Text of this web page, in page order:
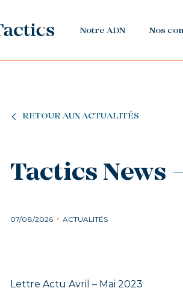
Notre ADN Nos
RETOUR AUX ACTUALITÉS
Tactics News
07/08/2026 ACTUALITÉS
Lettre Actu Avril – Mai 2023